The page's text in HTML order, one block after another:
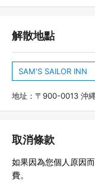
解散地點
SAM'S SAILOR INN
地址：〒900-0013 沖
取消條款
如果因為您個人原因
費。